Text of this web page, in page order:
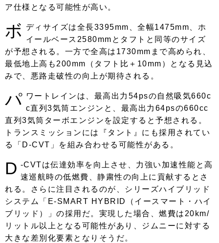
ア仕様となる可能性が高い。
ボ
ディサイズは全長3395mm、全幅1475mm、ホ
イールベース2580mmとタフトと同等のサイズ
が予想される。一方で全高は1730mmまで高められ、
最低地上高も200mm（タフト比＋10mm）となる見込
みで、悪路走破性の向上が期待される。
パ ワートレインは、最高出力54psの自然吸気660c
c直列3気筒エンジンと、最高出力64psの660cc
直列3気筒ターボエンジンを設定すると予想される。
トランスミッションには『タント』にも採用されてい
る「D-CVT」を組み合わせる可能性がある。
D -CVTは伝達効率を向上させ、力強い加速性能と高
速巡航時の低燃費、静粛性の向上に貢献するとさ
れる。さらに注目されるのが、シリーズハイブリッド
システム「E-SMART HYBRID（イースマート・ハイ
ブリッド）」の採用だ。実現した場合、燃費は20km/
リットル以上となる可能性があり、ジムニーに対する
大きな差別化要素となりそうだ。